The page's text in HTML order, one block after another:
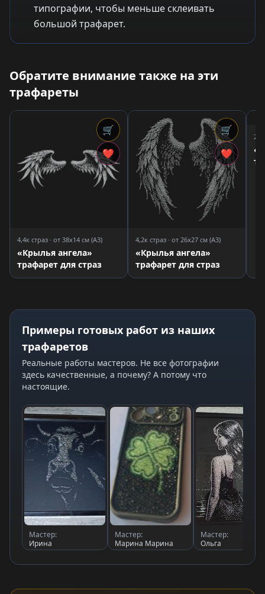
типографии, чтобы меньше склеивать
большой трафарет.
Обратите внимание также на эти
трафареты
🛒
❤
4,4к страз · от 38x14 см (A3)
«Крылья ангела»
трафарет для страз
🛒
❤
4,2к страз · от 26x27 см (A3)
«Крылья ангела»
трафарет для страз
Примеры готовых работ из наших
трафаретов
Реальные работы мастеров. Не все фотографии
здесь качественные, а почему? А потому что
настоящие.
Мастер:
Ирина
Мастер:
Марина Марина
Мастер:
Ольга